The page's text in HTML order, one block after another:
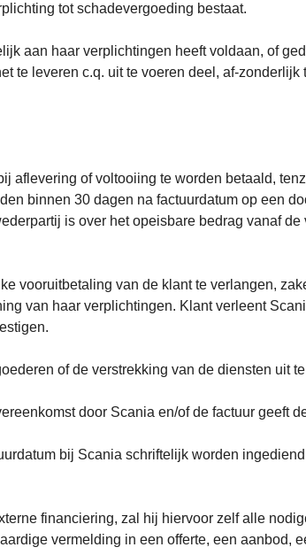
tot schadevergoeding bestaat.
aan haar verplichtingen heeft voldaan, of
te leveren c.q. uit te voeren deel, af-
aflevering of voltooiing te worden betaald,
binnen 30 dagen na factuurdatum op een
is over het opeisbare bedrag vanaf
vooruitbetaling van de klant te verlangen,
van haar verplichtingen. Klant verleent
of de verstrekking van de diensten uit
door Scania en/of de factuur geeft
bij Scania schriftelijk worden
financiering, zal hij hiervoor zelf alle
vermelding in een offerte, een aanbod,